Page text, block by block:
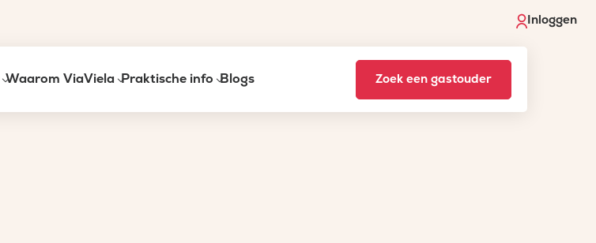
Inloggen
Waarom ViaViela Praktische info Blogs Zoek een gastouder